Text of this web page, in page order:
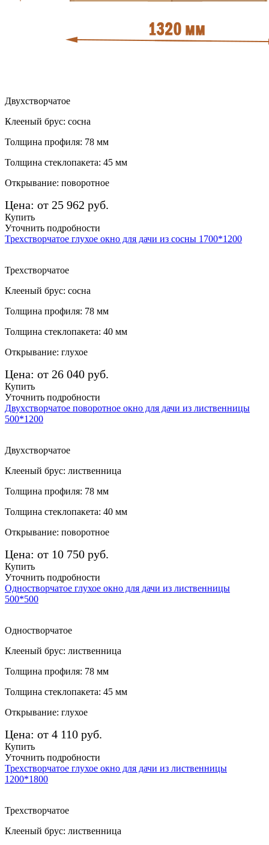
Двухстворчатое
Клееный брус: сосна
Толщина профиля: 78 мм
Толщина стеклопакета: 45 мм
Открывание: поворотное
Цена: от 25 962 руб.
Купить
Уточнить подробности
Трехстворчатое глухое окно для дачи из сосны 1700*1200
Трехстворчатое
Клееный брус: сосна
Толщина профиля: 78 мм
Толщина стеклопакета: 40 мм
Открывание: глухое
Цена: от 26 040 руб.
Купить
Уточнить подробности
Двухстворчатое поворотное окно для дачи из лиственницы
500*1200
Двухстворчатое
Клееный брус: лиственница
Толщина профиля: 78 мм
Толщина стеклопакета: 40 мм
Открывание: поворотное
Цена: от 10 750 руб.
Купить
Уточнить подробности
Одностворчатое глухое окно для дачи из лиственницы
500*500
Одностворчатое
Клееный брус: лиственница
Толщина профиля: 78 мм
Толщина стеклопакета: 45 мм
Открывание: глухое
Цена: от 4 110 руб.
Купить
Уточнить подробности
Трехстворчатое глухое окно для дачи из лиственницы
1200*1800
Трехстворчатое
Клееный брус: лиственница